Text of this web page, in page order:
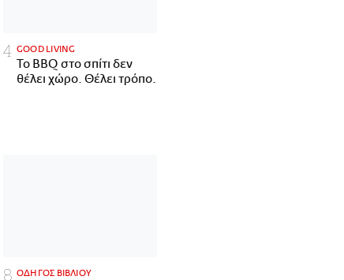
GOOD LIVING
Το BBQ στο σπίτι δεν
θέλει χώρο. Θέλει τρόπο.
ΟΔΗΓΟΣ ΒΙΒΛΙΟΥ